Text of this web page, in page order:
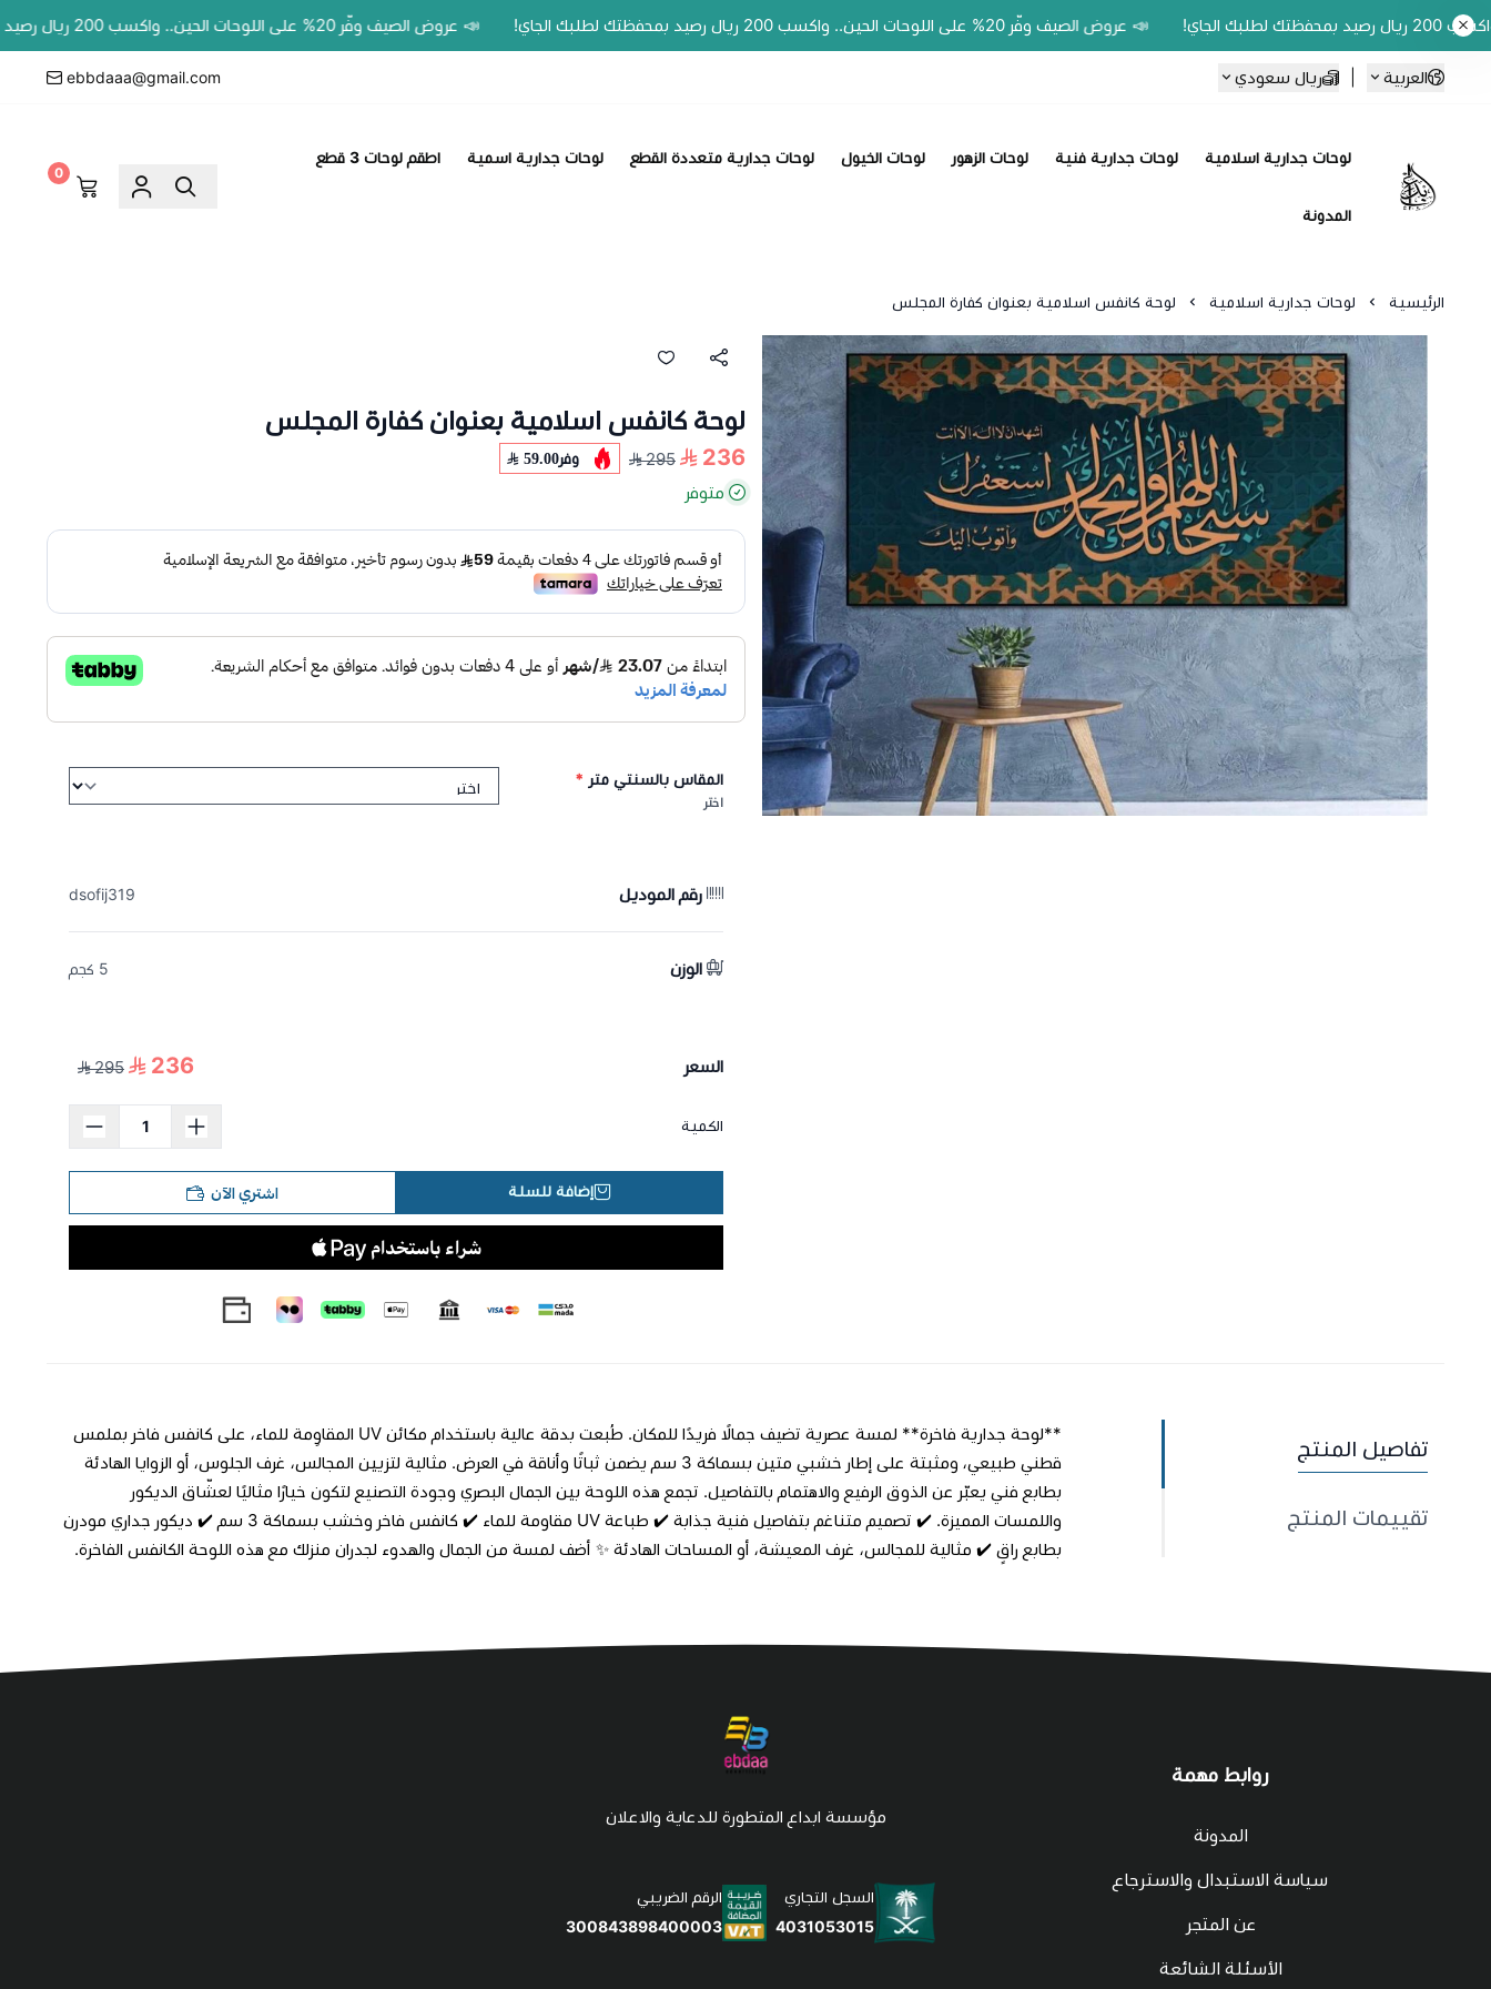
📣 عروض الصيف وفّر 20% على اللوحات الحين.. واكسب 200 ريال رصيد بمحفظتك لطلبك الجاي! 📣 عروض الصيف وفّر 20% على اللوحات الحين.. واكسب 200 ريال رصيد بمحفظتك لطلبك الجاي!
العربية ريال سعودي ebbdaaa@gmail.com
Ebbdaa art
لوحات جدارية اسلامية لوحات جدارية فنية لوحات الزهور لوحات الخيول لوحات جدارية متعددة القطع لوحات جدارية اسمية اطقم لوحات 3 قطع
المدونة
0
الرئيسية لوحات جدارية اسلامية لوحة كانفس اسلامية بعنوان كفارة المجلس
لوحة كانفس اسلامية بعنوان كفارة المجلس
236
295 وفر59.00
متوفر
المقاس بالسنتي متر *
اختر
رقم الموديل dsofij319
الوزن 5 كجم
السعر 236
295
الكمية
إضافة للسلة اشتري الآن
تفاصيل المنتج
تقييمات المنتج
**لوحة جدارية فاخرة** لمسة عصرية تضيف جمالًا فريدًا للمكان. طُبعت بدقة عالية باستخدام مكائن UV المقاوِمة للماء، على كانفس فاخر بملمس
قطني طبيعي، ومثبتة على إطار خشبي متين بسماكة 3 سم يضمن ثباتًا وأناقة في العرض. مثالية لتزيين المجالس، غرف الجلوس، أو الزوايا الهادئة
بطابع فني يعبّر عن الذوق الرفيع والاهتمام بالتفاصيل. تجمع هذه اللوحة بين الجمال البصري وجودة التصنيع لتكون خيارًا مثاليًا لعشّاق الديكور
واللمسات المميزة. ✔️ تصميم متناغم بتفاصيل فنية جذابة ✔️ طباعة UV مقاومة للماء ✔️ كانفس فاخر وخشب بسماكة 3 سم ✔️ ديكور جداري مودرن
بطابع راقٍ ✔️ مثالية للمجالس، غرف المعيشة، أو المساحات الهادئة ✨ أضف لمسة من الجمال والهدوء لجدران منزلك مع هذه اللوحة الكانفس الفاخرة.
روابط مهمة
المدونة
سياسة الاستبدال والاسترجاع
عن المتجر
الأسئلة الشائعة
مؤسسة ابداع المتطورة للدعاية والاعلان
السجل التجاري
4031053015
الرقم الضريبي
300843898400003